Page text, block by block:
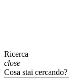
Ricerca
close
Cosa stai cercando?